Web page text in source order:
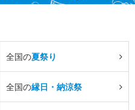
全国の夏祭り
全国の縁日・納涼祭